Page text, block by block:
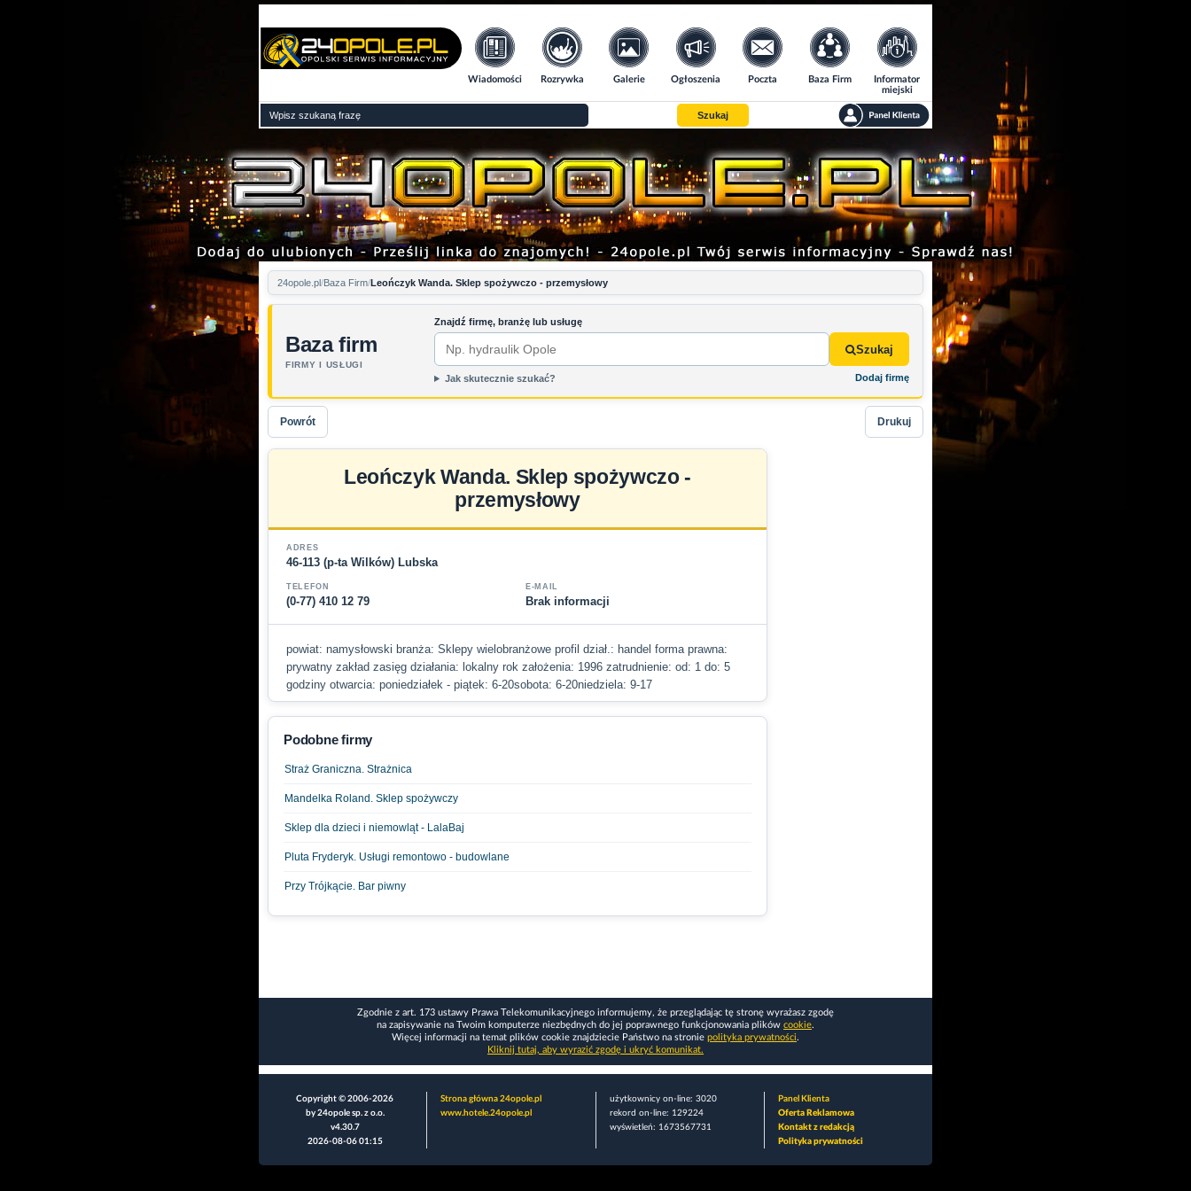
Wiadomości Rozrywka Galerie Ogłoszenia Poczta Baza Firm
Informator
miejski
Szukaj
24opole.pl Baza Firm Leończyk Wanda. Sklep spożywczo - przemysłowy
Baza firm
FIRMY I USŁUGI
Znajdź firmę, branżę lub usługę
Szukaj
Jak skutecznie szukać? Dodaj firmę
Powrót Drukuj
Leończyk Wanda. Sklep spożywczo -
przemysłowy
ADRES
46-113 (p-ta Wilków) Lubska
TELEFON
(0-77) 410 12 79
E-MAIL
Brak informacji
powiat: namysłowski branża: Sklepy wielobranżowe profil dział.: handel forma prawna:
prywatny zakład zasięg działania: lokalny rok założenia: 1996 zatrudnienie: od: 1 do: 5
godziny otwarcia: poniedziałek - piątek: 6-20sobota: 6-20niedziela: 9-17
Podobne firmy
Straż Graniczna. Strażnica
Mandelka Roland. Sklep spożywczy
Sklep dla dzieci i niemowląt - LalaBaj
Pluta Fryderyk. Usługi remontowo - budowlane
Przy Trójkącie. Bar piwny
Zgodnie z art. 173 ustawy Prawa Telekomunikacyjnego informujemy, że przeglądając tę stronę wyrażasz zgodę
na zapisywanie na Twoim komputerze niezbędnych do jej poprawnego funkcjonowania plików cookie.
Więcej informacji na temat plików cookie znajdziecie Państwo na stronie polityka prywatności.
Kliknij tutaj, aby wyrazić zgodę i ukryć komunikat.
Copyright © 2006-2026
by 24opole sp. z o.o.
v4.30.7
2026-08-06 01:15
Strona główna 24opole.pl
www.hotele.24opole.pl
użytkownicy on-line: 3020
rekord on-line: 129224
wyświetleń: 1673567731
Panel Klienta
Oferta Reklamowa
Kontakt z redakcją
Polityka prywatności